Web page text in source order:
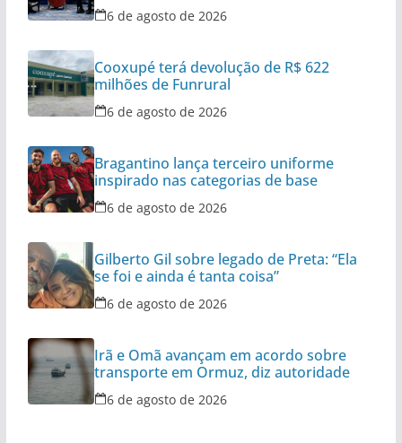
6 de agosto de 2026
Cooxupé terá devolução de R$ 622
milhões de Funrural
6 de agosto de 2026
Bragantino lança terceiro uniforme
inspirado nas categorias de base
6 de agosto de 2026
Gilberto Gil sobre legado de Preta: “Ela
se foi e ainda é tanta coisa”
6 de agosto de 2026
Irã e Omã avançam em acordo sobre
transporte em Ormuz, diz autoridade
6 de agosto de 2026